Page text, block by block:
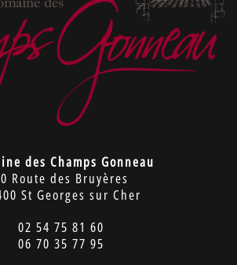
des Champs Gonneau
Route des Bruyères
St Georges sur Cher
02 54 75 81 60
06 70 35 77 95